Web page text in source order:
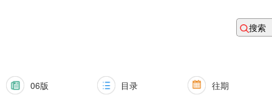
06版 目录 往期
搜索